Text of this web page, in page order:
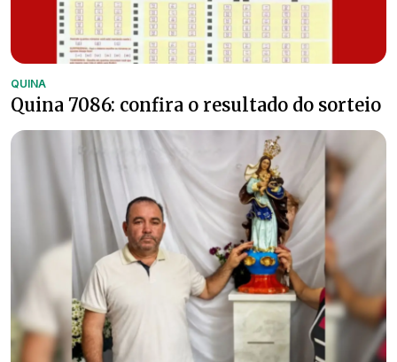
QUINA
Quina 7086: confira o resultado do sorteio